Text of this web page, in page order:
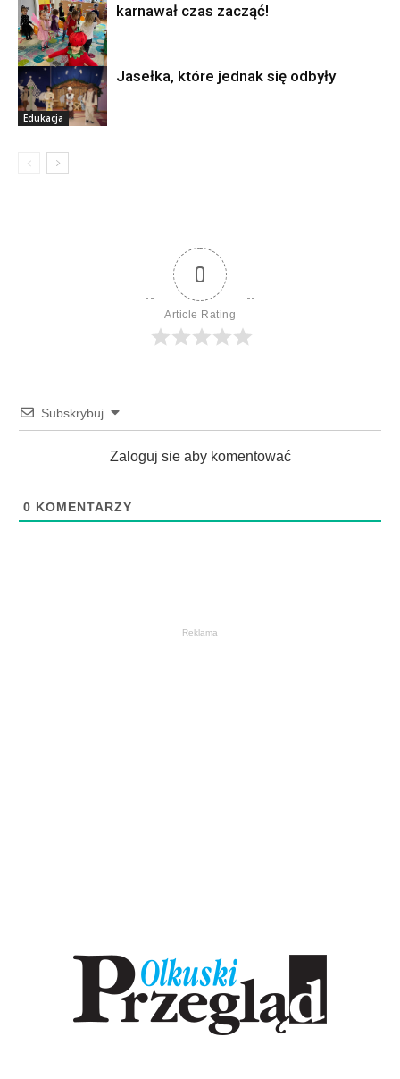
Edukacja
karnawał czas zacząć!
Edukacja
Jasełka, które jednak się odbyły
0
Article Rating
Subskrybuj
Zaloguj sie aby komentować
0 KOMENTARZY
Reklama